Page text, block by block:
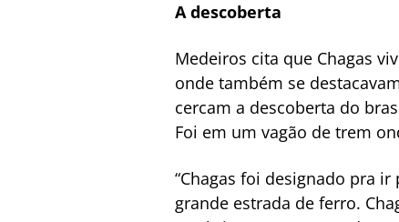
A descoberta
Medeiros cita que Chagas
onde também se
cercam a descoberta do
Foi em um vagão de trem
“Chagas foi designado pra
grande estrada de ferro.